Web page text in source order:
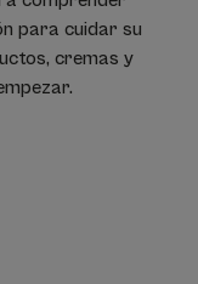
para cuidar su
cremas y